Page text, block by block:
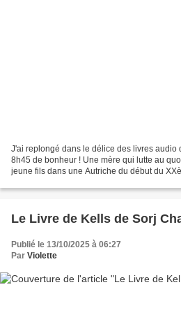
J'ai replongé dans le délice des livres audio
8h45 de bonheur ! Une mère qui lutte au
jeune fils dans une Autriche du début du
Le Livre de Kells de Sorj
Publié le 13/10/2025 à 06:27
Par Violette